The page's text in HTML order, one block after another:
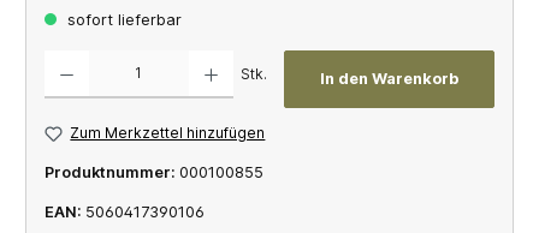
sofort lieferbar
Stk. In den Warenkorb
Zum Merkzettel hinzufügen
Produktnummer: 000100855
EAN: 5060417390106